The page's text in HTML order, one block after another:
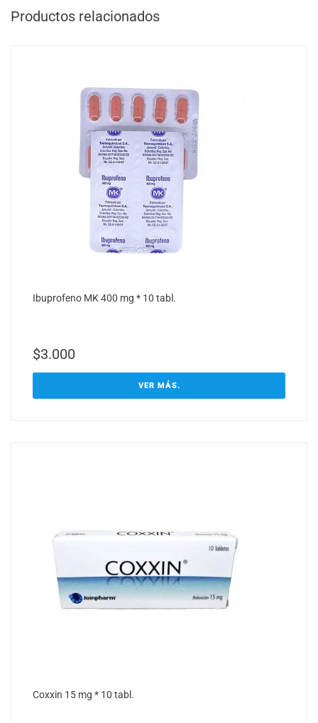
Productos relacionados
Ibuprofeno MK 400 mg * 10 tabl.
$3.000
VER MÁS.
Coxxin 15 mg * 10 tabl.